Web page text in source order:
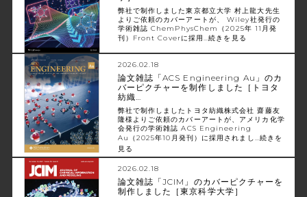
弊社で制作しました東京都立大学 村上龍大先生
よりご依頼のカバーアートが、 Wiley社発行の
学術雑誌 ChemPhysChem（2025年 11月発
刊）Front Coverに採用…続きを見る
2026.02.18
論文雑誌「ACS Engineering Au」のカ
バーピクチャーを制作しました［トヨタ
紡織…
弊社で制作しましたトヨタ紡織株式会社 齋藤友
隆様よりご依頼のカバーアートが、アメリカ化学
会発行の学術雑誌 ACS Engineering
Au（2025年10月発刊）に採用されまし…続きを
見る
2026.02.18
論文雑誌「JCIM」のカバーピクチャーを
制作しました［東京科学大学］